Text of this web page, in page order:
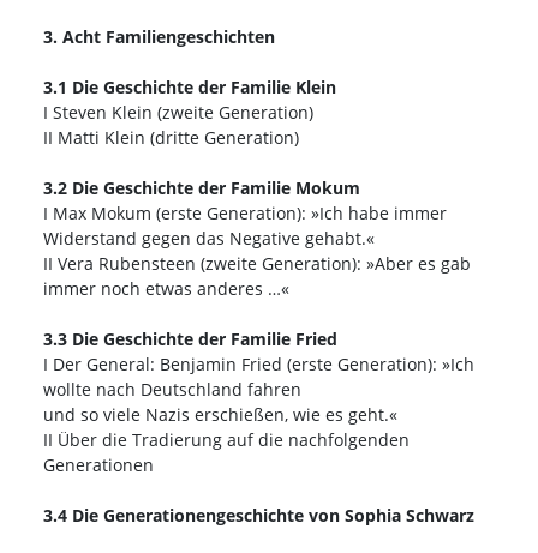
3. Acht Familiengeschichten
3.1 Die Geschichte der Familie Klein
I Steven Klein (zweite Generation)
II Matti Klein (dritte Generation)
3.2 Die Geschichte der Familie Mokum
I Max Mokum (erste Generation): »Ich habe immer
Widerstand gegen das Negative gehabt.«
II Vera Rubensteen (zweite Generation): »Aber es gab
immer noch etwas anderes …«
3.3 Die Geschichte der Familie Fried
I Der General: Benjamin Fried (erste Generation): »Ich
wollte nach Deutschland fahren
und so viele Nazis erschießen, wie es geht.«
II Über die Tradierung auf die nachfolgenden
Generationen
3.4 Die Generationengeschichte von Sophia Schwarz